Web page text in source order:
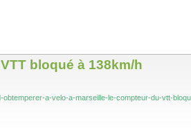
bloqué à 138km/h
a-velo-a-marseille-le-compteur-du-vtt-